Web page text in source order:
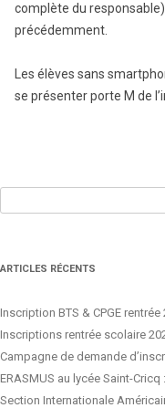
complète du
précédemment.
Les élèves sans
se présenter porte M de
ARTICLES RÉCENTS
Inscription BTS & CPGE rentrée
Inscriptions rentrée scolaire
Campagne de demande
ERASMUS au lycée Saint-
Section Internationale